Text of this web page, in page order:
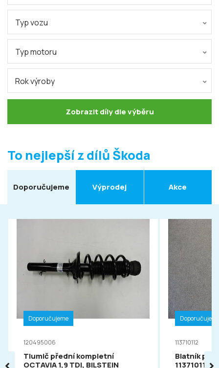
Typ vozu
Typ motoru
Rok výroby
Zobrazit díly dle výběru
To nejlepší z dílů Škoda
Doporučujeme Výprodej Akce
Doporučujeme
120495006
Tlumič přední kompletní
OCTAVIA 1,9 TDI, BILSTEIN
113710112
Blatník
113710112